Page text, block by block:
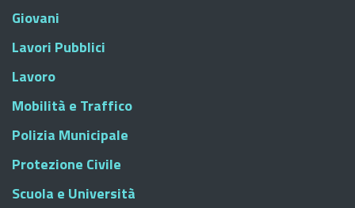
Giovani
Lavori Pubblici
Lavoro
Mobilità e Traffico
Polizia Municipale
Protezione Civile
Scuola e Università